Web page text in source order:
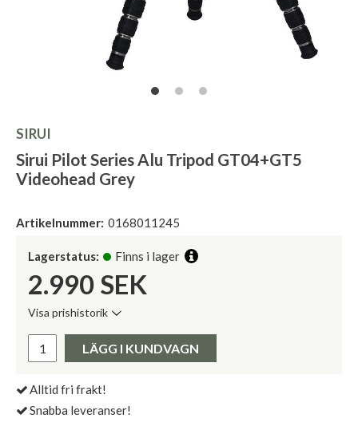
SIRUI
Sirui Pilot Series Alu Tripod GT04+GT5
Videohead Grey
Artikelnummer: 0168011245
Lagerstatus: Finns i lager
2.990 SEK
Visa prishistorik
Pris:
LÄGG I KUNDVAGN
Alltid fri frakt!
Snabba leveranser!